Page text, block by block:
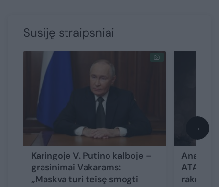
Susiję straipsniai
Karingoje V. Putino kalboje –
grasinimai Vakarams:
„Maskva turi teisę smogti
raketų
→